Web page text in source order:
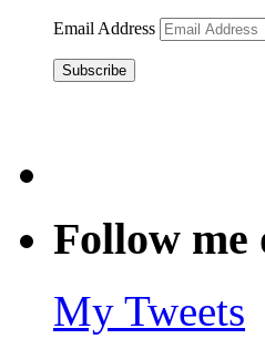
Email Address
Subscribe
Follow
My Tweets